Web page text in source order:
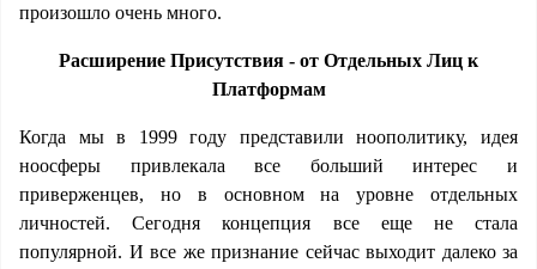
произошло очень много.
Расширение Присутствия - от Отдельных Лиц к
Платформам
Когда мы в 1999 году представили ноополитику, идея
ноосферы привлекала все больший интерес и
приверженцев, но в основном на уровне отдельных
личностей. Сегодня концепция все еще не стала
популярной. И все же признание сейчас выходит далеко за